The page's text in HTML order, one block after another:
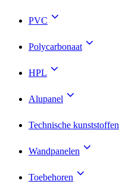
PVC
Polycarbonaat
HPL
Alupanel
Technische kunststoffen
Wandpanelen
Toebehoren